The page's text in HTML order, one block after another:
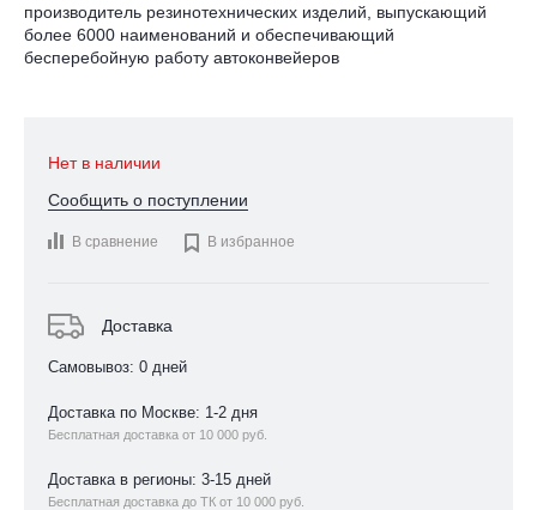
производитель резинотехнических изделий, выпускающий
более 6000 наименований и обеспечивающий
бесперебойную работу автоконвейеров
Нет в наличии
Сообщить о поступлении
В сравнение  В избранное
Доставка
Самовывоз: 0 дней
Доставка по Москве: 1-2 дня
Бесплатная доставка от 10 000 руб.
Доставка в регионы: 3-15 дней
Бесплатная доставка до ТК от 10 000 руб.